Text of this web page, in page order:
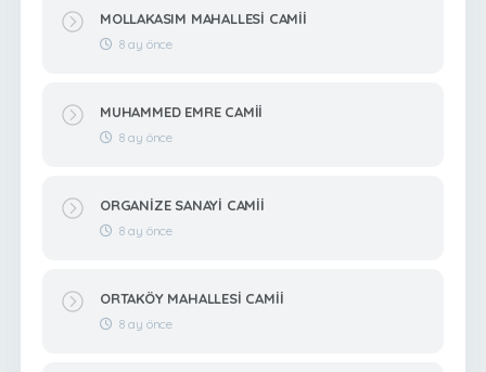
MOLLAKASIM MAHALLESİ CAMİİ
8 ay önce
MUHAMMED EMRE CAMİİ
8 ay önce
ORGANİZE SANAYİ CAMİİ
8 ay önce
ORTAKÖY MAHALLESİ CAMİİ
8 ay önce